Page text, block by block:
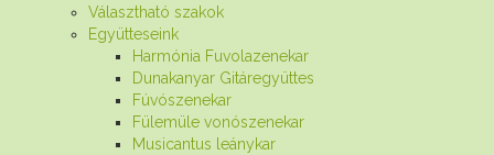
Választható szakok
Együtteseink
Harmónia Fuvolazenekar
Dunakanyar Gitáregyüttes
Fúvószenekar
Fülemüle vonószenekar
Musicantus leánykar